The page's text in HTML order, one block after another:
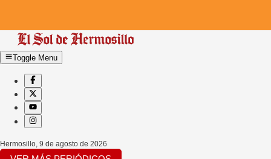
Toggle Menu
Hermosillo 9 de agosto de 2026